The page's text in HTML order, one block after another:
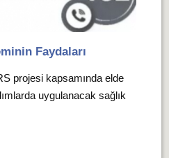
Faydaları
projesi kapsamında elde
uygulanacak sağlık